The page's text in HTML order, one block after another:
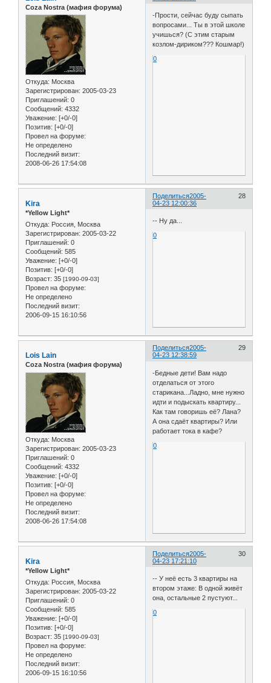
Coza Nostra (мафия форума)
Откуда: Москва
Зарегистрирован: 2005-03-23
Приглашений: 0
Сообщений: 4332
Уважение: [+0/-0]
Позитив: [+0/-0]
Провел на форуме:
Не определено
Последний визит:
2008-06-26 17:54:08
-Прости, сейчас буду сыпать
вопросами... Ты в этой школе
учишься? (С этим старым
козлом-дириком??? Кошмар!)
0
Поделиться 28
2005-
04-23 12:00:36
Kira
*Yellow Light*
Откуда: Россия, Москва
Зарегистрирован: 2005-03-22
Приглашений: 0
Сообщений: 585
Уважение: [+0/-0]
Позитив: [+0/-0]
Возраст: 35 [1990-09-03]
Провел на форуме:
Не определено
Последний визит:
2006-09-15 16:10:56
-- Ну да...
0
Поделиться 29
2005-
04-23 12:38:59
Lois Lain
Coza Nostra (мафия форума)
Откуда: Москва
Зарегистрирован: 2005-03-23
Приглашений: 0
Сообщений: 4332
Уважение: [+0/-0]
Позитив: [+0/-0]
Провел на форуме:
Не определено
Последний визит:
2008-06-26 17:54:08
-Бедные дети! Вам надо
отделаться от этого
старикана...Ладно, мне нужно
идти и подыскать квартиру...
Как там говоришь её? Лана?
А она сдаёт квартиры? Или
работает тока в кафе?
0
Поделиться 30
2005-
04-23 17:21:10
Kira
*Yellow Light*
Откуда: Россия, Москва
Зарегистрирован: 2005-03-22
Приглашений: 0
Сообщений: 585
Уважение: [+0/-0]
Позитив: [+0/-0]
Возраст: 35 [1990-09-03]
Провел на форуме:
Не определено
Последний визит:
2006-09-15 16:10:56
-- У неё есть 3 квартиры на
втором этаже: В одной живёт
она, остальные 2 пустуют...
0